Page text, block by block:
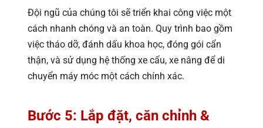
Đội ngũ của chúng tôi sẽ triển khai công việc một
cách nhanh chóng và an toàn. Quy trình bao gồm
việc tháo dỡ, đánh dấu khoa học, đóng gói cẩn
thận, và sử dụng hệ thống xe cẩu, xe nâng để di
chuyển máy móc một cách chính xác.
Bước 5: Lắp đặt, căn chỉnh &